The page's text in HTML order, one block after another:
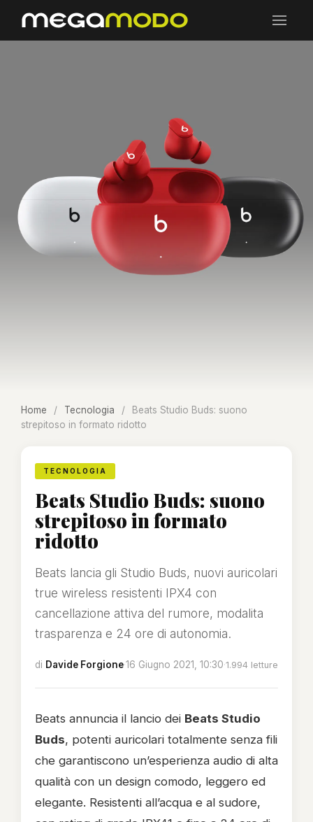
Home / Tecnologia /
Beats Studio Buds: suono
strepitoso in formato ridotto
TECNOLOGIA
Beats Studio Buds: suono
strepitoso in formato
ridotto
Beats lancia gli Studio Buds, nuovi auricolari
true wireless resistenti IPX4 con
cancellazione attiva del rumore, modalita
trasparenza e 24 ore di autonomia.
di Davide Forgione·16 Giugno 2021, 10:30·1.994 letture
Beats annuncia il lancio dei Beats Studio
Buds, potenti auricolari totalmente senza fili
che garantiscono un’esperienza audio di alta
qualità con un design comodo, leggero ed
elegante. Resistenti all’acqua e al sudore,